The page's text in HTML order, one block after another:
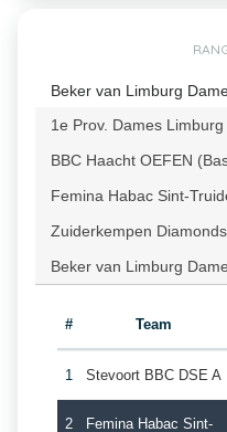
Beker van Limburg
1e Prov. Dames
BBC Haacht OEFEN
Femina Habac Sint-
Zuiderkempen
Beker van Limburg
# Team
1 Stevoort BBC DSE A
2 Femina Habac Sint-